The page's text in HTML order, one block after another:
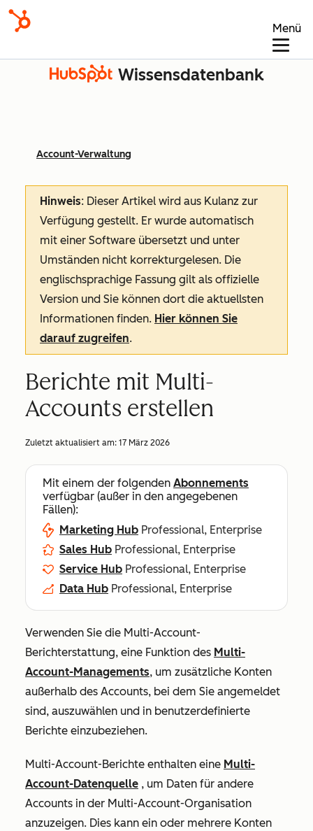
Menü
Wissensdatenbank
Account-Verwaltung
Hinweis: Dieser Artikel wird aus Kulanz zur
Verfügung gestellt. Er wurde automatisch
mit einer Software übersetzt und unter
Umständen nicht korrekturgelesen. Die
englischsprachige Fassung gilt als offizielle
Version und Sie können dort die aktuellsten
Informationen finden. Hier können Sie
darauf zugreifen.
Berichte mit Multi-
Accounts erstellen
Zuletzt aktualisiert am: 17 März 2026
Mit einem der folgenden Abonnements
verfügbar (außer in den angegebenen
Fällen):
Marketing Hub Professional, Enterprise
Sales Hub Professional, Enterprise
Service Hub Professional, Enterprise
Data Hub Professional, Enterprise
Verwenden Sie die Multi-Account-
Berichterstattung, eine Funktion des Multi-
Account-Managements, um zusätzliche Konten
außerhalb des Accounts, bei dem Sie angemeldet
sind, auszuwählen und in benutzerdefinierte
Berichte einzubeziehen.
Multi-Account-Berichte enthalten eine Multi-
Account-Datenquelle , um Daten für andere
Accounts in der Multi-Account-Organisation
anzuzeigen. Dies kann ein oder mehrere Konten